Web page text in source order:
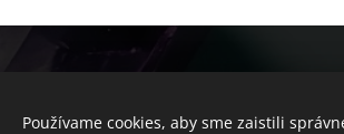
Obchodné podmienky
Používame cookies, aby sme zaistili